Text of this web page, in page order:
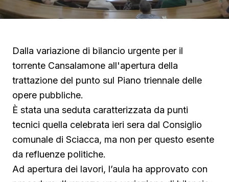
Dalla variazione di bilancio urgente per il
torrente Cansalamone all'apertura della
trattazione del punto sul Piano triennale delle
opere pubbliche.
È stata una seduta caratterizzata da punti
tecnici quella celebrata ieri sera dal Consiglio
comunale di Sciacca, ma non per questo esente
da refluenze politiche.
Ad apertura dei lavori, l’aula ha approvato con